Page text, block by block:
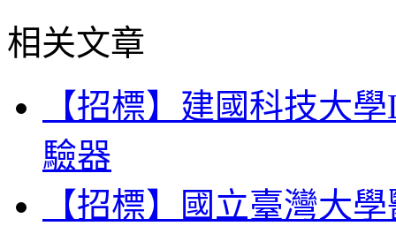
相关文章
【招標】建國科技大
驗器
【招標】國立臺灣大